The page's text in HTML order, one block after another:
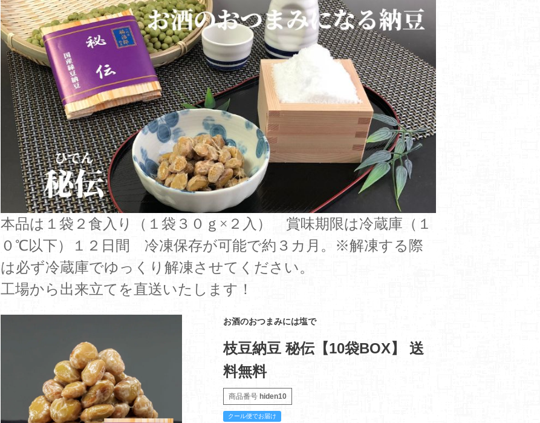
本品は１袋２食入り（１袋３０ｇ×２入） 賞味期限は冷蔵庫（１
０℃以下）１２日間 冷凍保存が可能で約３カ月。※解凍する際
は必ず冷蔵庫でゆっくり解凍させてください。
工場から出来立てを直送いたします！
お酒のおつまみには塩で
枝豆納豆 秘伝【10袋BOX】 送
料無料
商品番号 hiden10
クール便でお届け